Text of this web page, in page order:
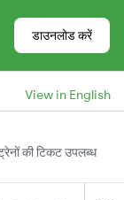
डाउनलोड करें
View in English
की टिकट उपलब्ध